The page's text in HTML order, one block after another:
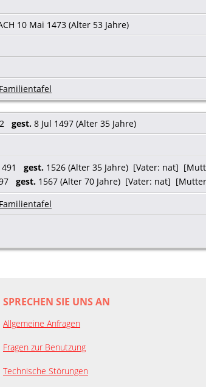
10 Mai 1473 (Alter 53 Jahre)
Familientafel
gest. 8 Jul 1497 (Alter 35 Jahre)
gest. 1526 (Alter 35 Jahre) [Vater: nat]
gest. 1567 (Alter 70 Jahre) [Vater: nat]
Familientafel
SPRECHEN SIE UNS AN
Allgemeine Anfragen
Fragen zur Benutzung
Technische Störungen